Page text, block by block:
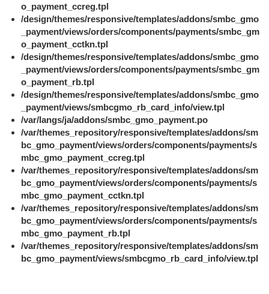
o_payment_ccreg.tpl
/design/themes/responsive/templates/addons/smbc_gmo
_payment/views/orders/components/payments/smbc_gm
o_payment_cctkn.tpl
/design/themes/responsive/templates/addons/smbc_gmo
_payment/views/orders/components/payments/smbc_gm
o_payment_rb.tpl
/design/themes/responsive/templates/addons/smbc_gmo
_payment/views/smbcgmo_rb_card_info/view.tpl
/var/langs/ja/addons/smbc_gmo_payment.po
/var/themes_repository/responsive/templates/addons/sm
bc_gmo_payment/views/orders/components/payments/s
mbc_gmo_payment_ccreg.tpl
/var/themes_repository/responsive/templates/addons/sm
bc_gmo_payment/views/orders/components/payments/s
mbc_gmo_payment_cctkn.tpl
/var/themes_repository/responsive/templates/addons/sm
bc_gmo_payment/views/orders/components/payments/s
mbc_gmo_payment_rb.tpl
/var/themes_repository/responsive/templates/addons/sm
bc_gmo_payment/views/smbcgmo_rb_card_info/view.tpl